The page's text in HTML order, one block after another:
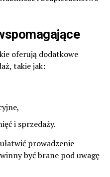
oferują dodatkowe
takie jak:
i sprzedaży.
prowadzenie
być brane pod uwagę